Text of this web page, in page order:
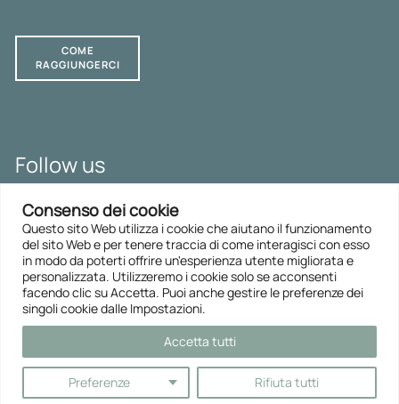
Consenso dei cookie
Questo sito Web utilizza i cookie che aiutano il funzionamento
del sito Web e per tenere traccia di come interagisci con esso
in modo da poterti offrire un'esperienza utente migliorata e
personalizzata. Utilizzeremo i cookie solo se acconsenti
facendo clic su Accetta. Puoi anche gestire le preferenze dei
singoli cookie dalle Impostazioni.
Preferenze Rifiuta tutti
Accetta tutti
COME
RAGGIUNGERCI
Follow us
LinkedIn
IMPOSTAZIONI DEI COOKIE
PRIVACY